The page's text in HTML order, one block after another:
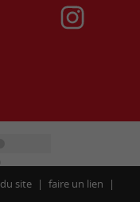
site faire un lien